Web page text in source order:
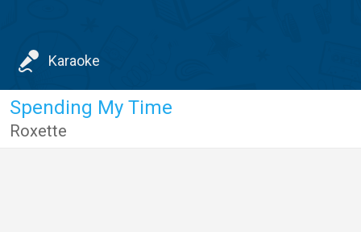
Karaoke
Spending My Time
Roxette